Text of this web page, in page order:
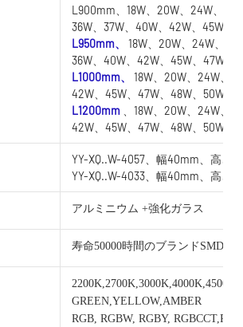
L900mm、18W、20W、24W、
36W、37W、40W、42W、45W
L950mm、 18W、20W、24W、
36W、40W、42W、45W、47W
L1000mm、 18W、20W、24W、
42W、45W、47W、48W、50W
L1200mm
、18W、20W、24W、
42W、45W、47W、48W、50W
YY-XQ..W-4057、幅40mm、高さ
YY-XQ..W-4033、幅40mm、高さ
アルミニウム +強化ガラス
寿命50000時間のブランドSMD
GREEN,YELLOW,AMBER
RGB, RGBW, RGBY,